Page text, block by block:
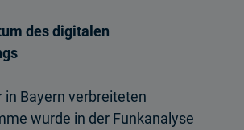
des digitalen
in Bayern verbreiteten
wurde in der Funk­analyse